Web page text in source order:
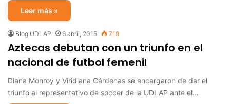
Leer más »
Blog UDLAP 6 abril, 2015 719
Aztecas debutan con un triunfo en el
nacional de futbol femenil
Diana Monroy y Viridiana Cárdenas se encargaron de dar el
triunfo al representativo de soccer de la UDLAP ante el…